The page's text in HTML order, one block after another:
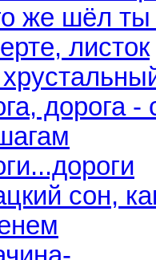
же шёл ты
листок
дорога -
сон,